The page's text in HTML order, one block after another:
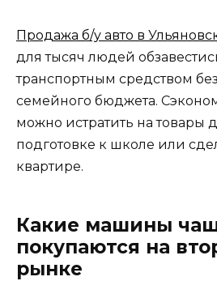
Продажа б/у авто в
для тысяч людей
транспортным средством
семейного бюджета.
можно истратить на товары
подготовке к школе или
квартире.
Какие машины
покупаются на
рынке